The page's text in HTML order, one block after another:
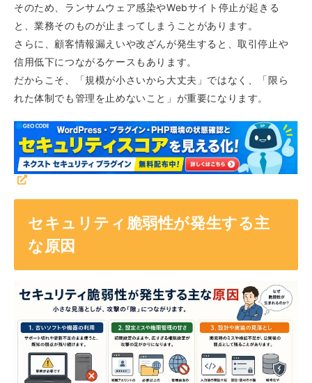
そのため、ランサムウェア感染やWebサイト停止が起きる
と、業務そのものが止まってしまうことがあります。
さらに、顧客情報漏えいや改ざんが発生すると、取引停止や
信用低下につながるケースもあります。
だからこそ、「規模が小さいから大丈夫」ではなく、「限ら
れた体制でも管理を止めないこと」が重要になります。
セキュリティ脆弱性が発生する主
な原因